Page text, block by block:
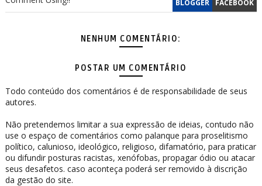
BLOGGER FACEBOOK
NENHUM COMENTÁRIO:
POSTAR UM COMENTÁRIO
Todo conteúdo dos comentários é de responsabilidade de seus
autores.
Não pretendemos limitar a sua expressão de ideias, contudo não
use o espaço de comentários como palanque para proselitismo
político, calunioso, ideológico, religioso, difamatório, para praticar
ou difundir posturas racistas, xenófobas, propagar ódio ou atacar
seus desafetos. caso aconteça poderá ser removido à discrição
da gestão do site.